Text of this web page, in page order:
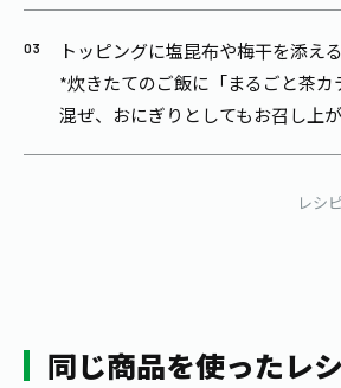
トッピングに塩昆布や梅干を添える
*炊きたてのご飯に「まるごと茶
混ぜ、おにぎりとしてもお召し上
レシ
同じ商品を使ったレ